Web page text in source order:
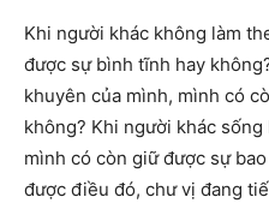
Khi người khác không làm
được sự bình tĩnh hay
khuyên của mình, mình có
không? Khi người khác
mình có còn giữ được sự
được điều đó, chư vị đang